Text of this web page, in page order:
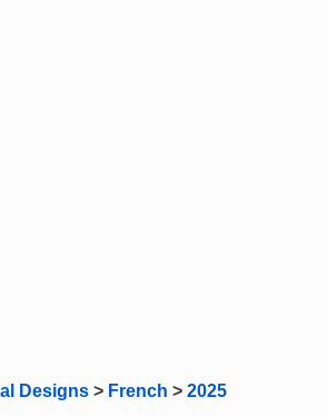
Designs > French > 2025